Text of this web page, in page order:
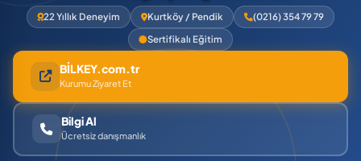
22 Yıllık Deneyim Kurtköy / Pendik
(0216) 354 79 79
Sertifikalı Eğitim
BİLKEY.com.tr
Kurumu Ziyaret Et
Bilgi Al
Ücretsiz danışmanlık